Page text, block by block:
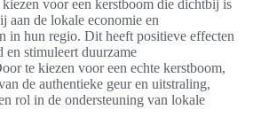
kiezen voor een kerstboom die dichtbij is
aan de lokale economie en
in hun regio. Dit heeft positieve effecten
en stimuleert duurzame
te kiezen voor een echte kerstboom,
de authentieke geur en uitstraling,
rol in de ondersteuning van lokale